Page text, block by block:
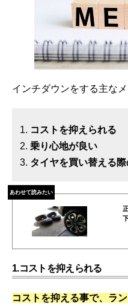
インチダウンをする主な
コストを抑えられる
乗り心地が良い
タイヤを買い替える
あわせて読みたい
1.コストを抑えられる
コストを抑える事で、ラ